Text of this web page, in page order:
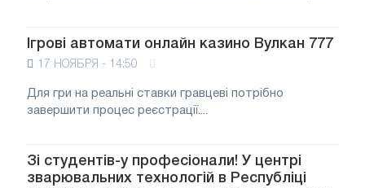
Ігрові автомати онлайн казино Вулкан 777
17 НОЯБРЯ - 14:50
Для гри на реальні ставки гравцеві потрібно
завершити процес реєстрації....
Зі студентів-у професіонали! У центрі
зварювальних технологій в Республіці